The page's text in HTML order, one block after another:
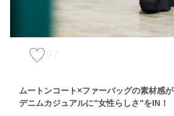
97
ムートンコート×ファーバッグの素材感が
デニムカジュアルに”女性らしさ”をIN！